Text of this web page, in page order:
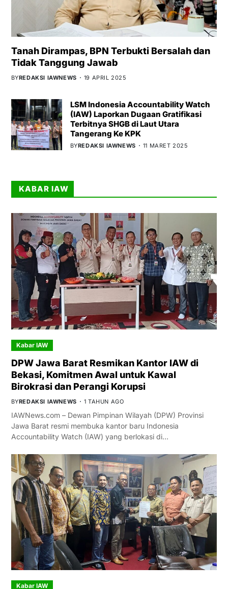
Tanah Dirampas, BPN Terbukti Bersalah dan
Tidak Tanggung Jawab
BYREDAKSI IAWNEWS 19 APRIL 2025
LSM Indonesia Accountability Watch
(IAW) Laporkan Dugaan Gratifikasi
Terbitnya SHGB di Laut Utara
Tangerang Ke KPK
BYREDAKSI IAWNEWS 11 MARET 2025
KABAR IAW
Kabar IAW
DPW Jawa Barat Resmikan Kantor IAW di
Bekasi, Komitmen Awal untuk Kawal
Birokrasi dan Perangi Korupsi
BYREDAKSI IAWNEWS 1 TAHUN AGO
IAWNews.com – Dewan Pimpinan Wilayah (DPW) Provinsi
Jawa Barat resmi membuka kantor baru Indonesia
Accountability Watch (IAW) yang berlokasi di…
Kabar IAW